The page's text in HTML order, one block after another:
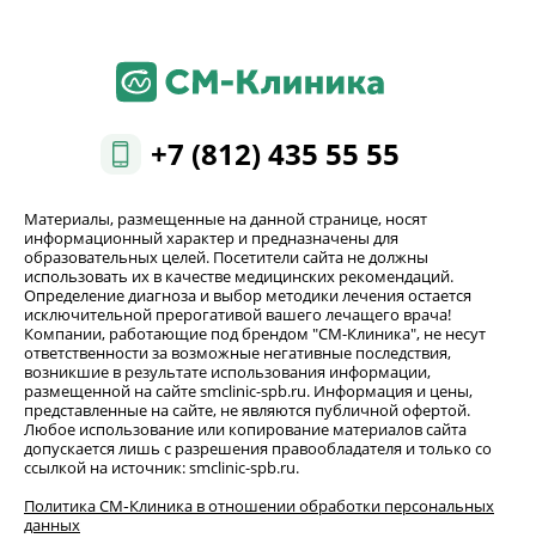
+7 (812) 435 55 55
Материалы, размещенные на данной странице, носят
информационный характер и предназначены для
образовательных целей. Посетители сайта не должны
использовать их в качестве медицинских рекомендаций.
Определение диагноза и выбор методики лечения остается
исключительной прерогативой вашего лечащего врача!
Компании, работающие под брендом "СМ-Клиника", не несут
ответственности за возможные негативные последствия,
возникшие в результате использования информации,
размещенной на сайте smclinic-spb.ru. Информация и цены,
представленные на сайте, не являются публичной офертой.
Любое использование или копирование материалов сайта
допускается лишь с разрешения правообладателя и только со
ссылкой на источник: smclinic-spb.ru.
Политика СМ‑Клиника в отношении обработки персональных
данных